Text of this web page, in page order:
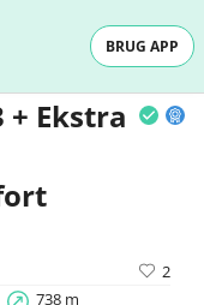
BRUG APP
Ekstra
2
738 m